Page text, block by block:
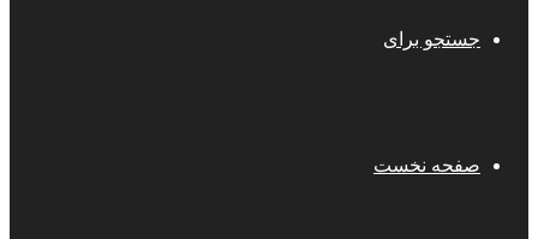
جستجو برای
صفحه نخست